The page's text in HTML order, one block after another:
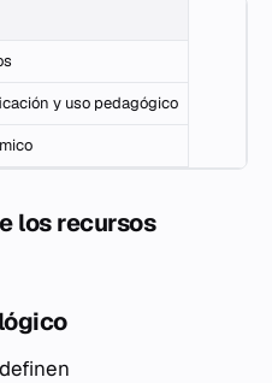
y uso pedagógico
los recursos